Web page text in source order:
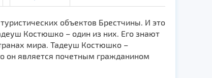
объектов Брестчины. И это
Костюшко – один из них. Его знают
мира. Тадеуш Костюшко –
он является почетным гражданином